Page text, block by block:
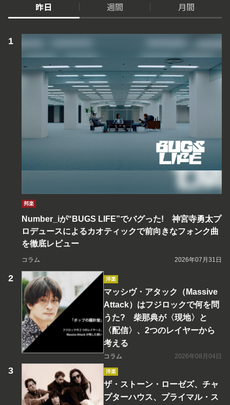
昨日 週間 月間
邦楽
Number_iが“BUGS LIFE”でバグった! 神宮寺勇太プ
ロデュースによるカオティックで前向きなフォンク曲
を徹底レビュー
コラム 2026年07月31日
洋楽
マッシヴ・アタック（Massive
Attack）はフジロックで何を問
うた? 柴那典が〈現地〉と
〈配信〉、2つのレイヤーから
考える
コラム 2026年08月04日
洋楽
ザ・ストーン・ローゼズ、チャ
プターハウス、プライマル・ス